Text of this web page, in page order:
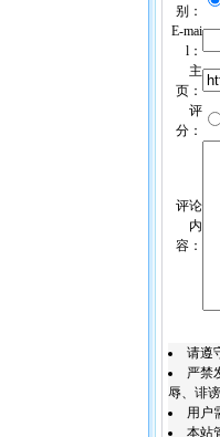
别：
E-mai
l：
主
页：
评
分：
评论
内
容：
请遵
严禁
辱、诽
用户
本站